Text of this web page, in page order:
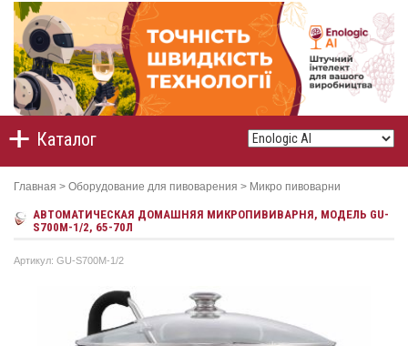
Каталог
Главная > Оборудование для пивоварения > Микро пивоварни
АВТОМАТИЧЕСКАЯ ДОМАШНЯЯ МИКРОПИВИВАРНЯ, МОДЕЛЬ GU-
S700М-1/2, 65-70Л
Артикул: GU-S700М-1/2